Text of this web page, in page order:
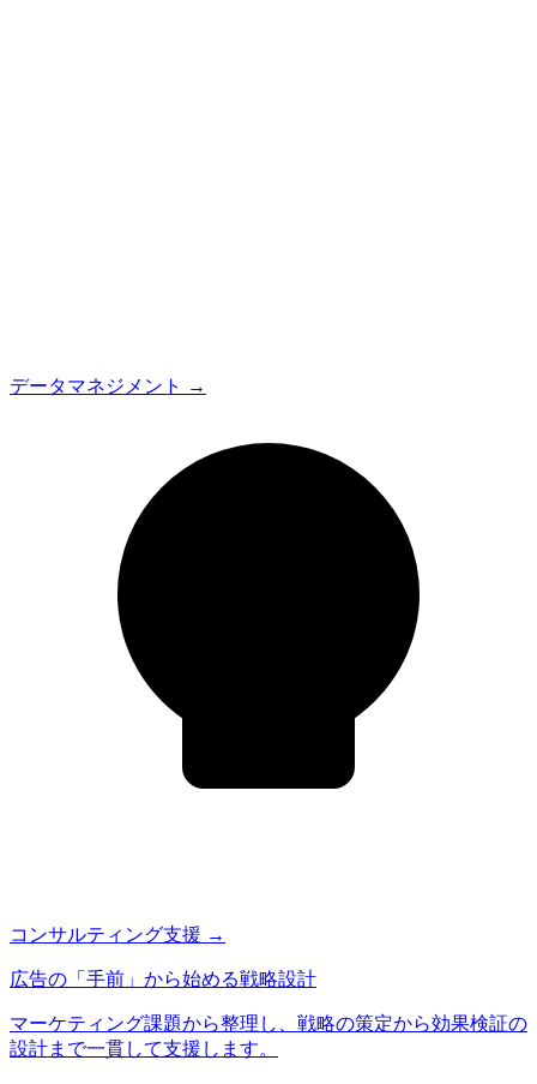
データマネジメント →
コンサルティング支援 →
広告の「手前」から始める戦略設計
マーケティング課題から整理し、戦略の策定から効果検証の
設計まで一貫して支援します。